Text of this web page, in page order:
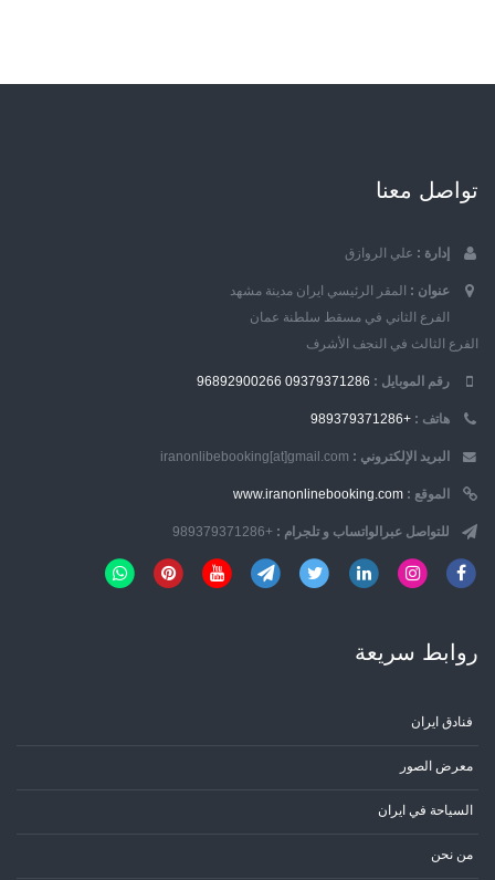
تواصل معنا
إدارة : علي الروازق
عنوان : المقر الرئيسي ايران مدينة مشهد
الفرع الثاني في مسقط سلطنة عمان
الفرع الثالث في النجف الأشرف
رقم الموبایل : 09379371286
96892900266
هاتف : +989379371286
البريد الإلكتروني : iranonlibebooking[at]gmail.com
الموقع : www.iranonlinebooking.com
للتواصل عبرالواتساب و تلجرام : +989379371286
روابط سریعة
فنادق ايران
معرض الصور
السياحة في ايران
من نحن